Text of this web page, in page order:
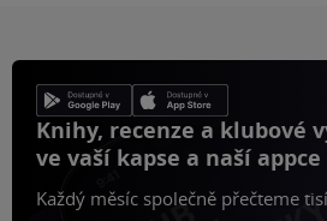
Knihy, recenze a klubové
ve vaší kapse a naší appce
Každý měsíc společně přečteme